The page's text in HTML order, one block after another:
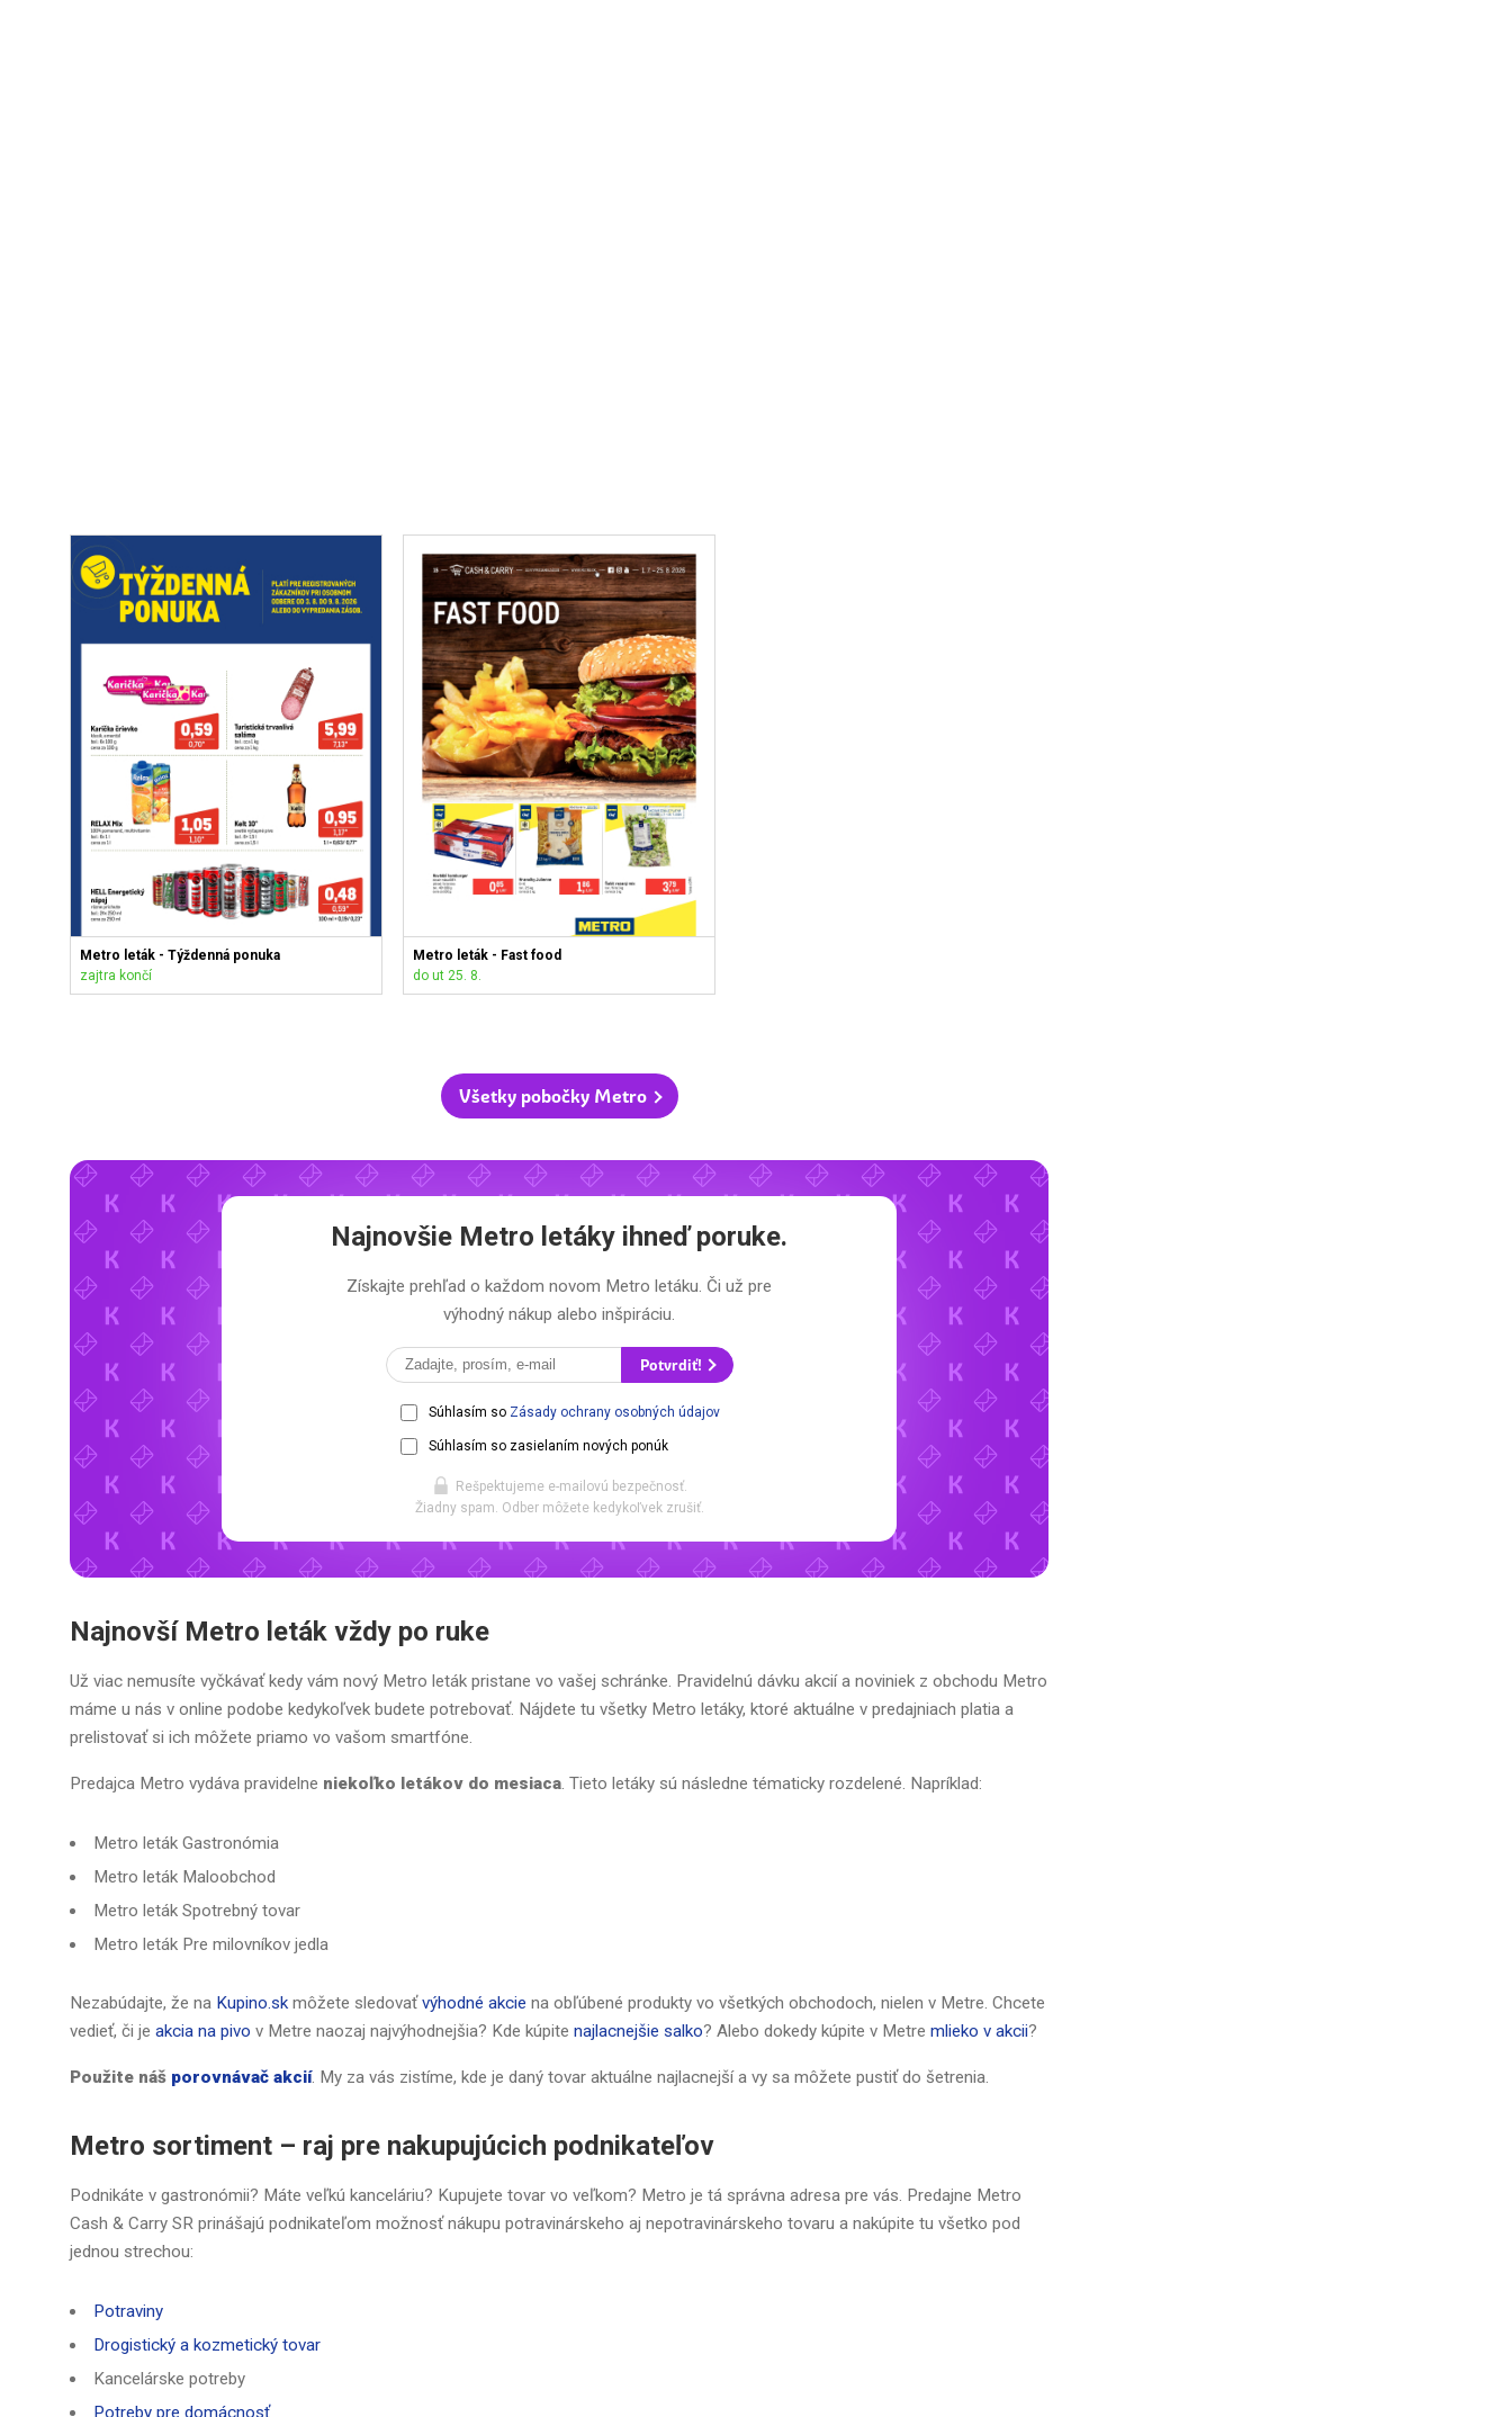
Metro leták - Týždenná ponuka
zajtra končí
Metro leták - Fast food
do ut 25. 8.
Všetky pobočky Metro
Najnovšie Metro letáky ihneď poruke.
Získajte prehľad o každom novom Metro letáku. Či už pre
výhodný nákup alebo inšpiráciu.
Potvrdiť!
Súhlasím so Zásady ochrany osobných údajov
Súhlasím so zasielaním nových ponúk
Rešpektujeme e-mailovú bezpečnosť.
Žiadny spam. Odber môžete kedykoľvek zrušiť.
Najnovší Metro leták vždy po ruke
Už viac nemusíte vyčkávať kedy vám nový Metro leták pristane vo vašej schránke. Pravidelnú dávku akcií a noviniek z obchodu Metro
máme u nás v online podobe kedykoľvek budete potrebovať. Nájdete tu všetky Metro letáky, ktoré aktuálne v predajniach platia a
prelistovať si ich môžete priamo vo vašom smartfóne.
Predajca Metro vydáva pravidelne niekoľko letákov do mesiaca. Tieto letáky sú následne tématicky rozdelené. Napríklad:
Metro leták Gastronómia
Metro leták Maloobchod
Metro leták Spotrebný tovar
Metro leták Pre milovníkov jedla
Nezabúdajte, že na Kupino.sk môžete sledovaťvýhodné akcie na obľúbené produkty vo všetkých obchodoch, nielen v Metre. Chcete
vedieť, či je akcia na pivo v Metre naozaj najvýhodnejšia? Kde kúpite najlacnejšie salko? Alebo dokedy kúpite v Metre mlieko v akcii?
Použite náš porovnávač akcií. My za vás zistíme, kde je daný tovar aktuálne najlacnejší a vy sa môžete pustiť do šetrenia.
Metro sortiment – raj pre nakupujúcich podnikateľov
Podnikáte v gastronómii? Máte veľkú kanceláriu? Kupujete tovar vo veľkom? Metro je tá správna adresa pre vás. Predajne Metro
Cash & Carry SR prinášajú podnikateľom možnosť nákupu potravinárskeho aj nepotravinárskeho tovaru a nakúpite tu všetko pod
jednou strechou:
Potraviny
Drogistický a kozmetický tovar
Kancelárske potreby
Potreby pre domácnosť